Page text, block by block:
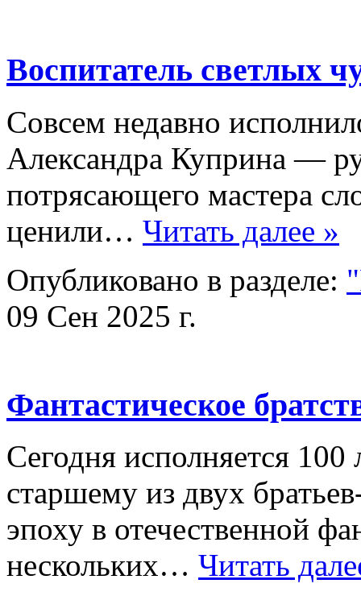
Воспитатель светлых
Совсем недавно
Александра Куприна —
потрясающего мастера
ценили… Читать далее »
Опубликовано в разделе:
09 Сен 2025 г.
Фантастическое
Сегодня исполняется
старшему из двух
эпоху в отечественной
нескольких… Читать